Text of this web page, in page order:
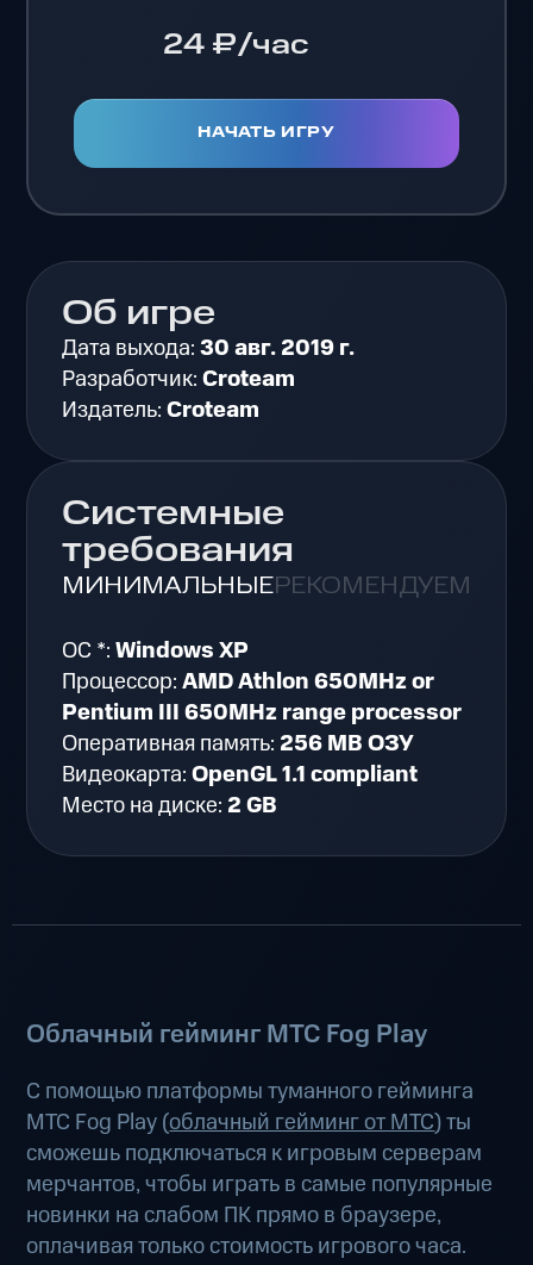
24 ₽/час
НАЧАТЬ ИГРУ
Об игре
Дата выхода:30 авг. 2019 г.
Разработчик:Croteam
Издатель:Croteam
Системные
требования
МИНИМАЛЬНЫЕРЕКОМЕНДУЕМЫЕ
ОС *:Windows XP
Процессор:AMD Athlon 650MHz or
Pentium III 650MHz range processor
Оперативная память: 256 MB ОЗУ
Видеокарта:OpenGL 1.1 compliant
Место на диске: 2 GB
Облачный гейминг МТС Fog Play
С помощью платформы туманного гейминга
МТС Fog Play (облачный гейминг от МТС) ты
сможешь подключаться к игровым серверам
мерчантов, чтобы играть в самые популярные
новинки на слабом ПК прямо в браузере,
оплачивая только стоимость игрового часа.